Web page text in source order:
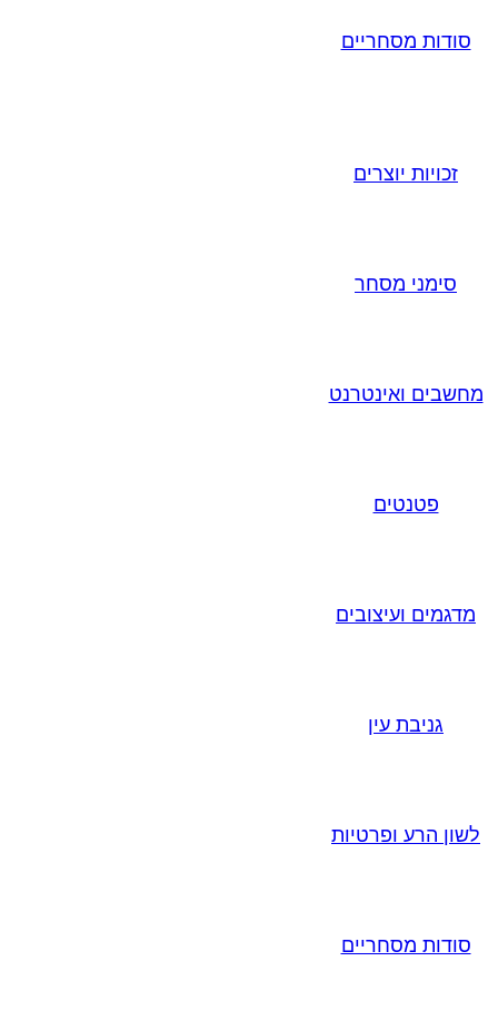
סודות מסחריים
זכויות יוצרים
סימני מסחר
מחשבים ואינטרנט
פטנטים
מדגמים ועיצובים
גניבת עין
לשון הרע ופרטיות
סודות מסחריים